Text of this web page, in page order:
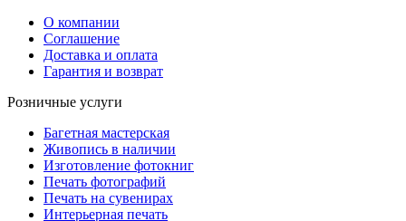
О компании
Соглашение
Доставка и оплата
Гарантия и возврат
Розничные услуги
Багетная мастерская
Живопись в наличии
Изготовление фотокниг
Печать фотографий
Печать на сувенирах
Интерьерная печать